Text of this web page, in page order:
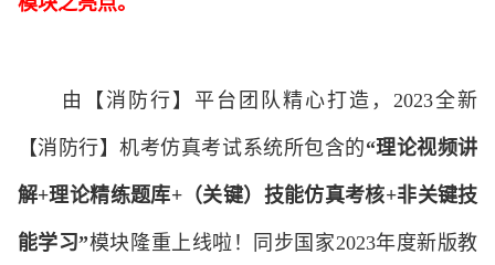
由【消防行】平台团队精心打造， 2023全新
【消防行】机考仿真考试系统所包含的“理论视频讲
解+理论精练题库+（关键）技能仿真考核+非关键技
能学习”模块隆重上线啦！同步国家2023年度新版教